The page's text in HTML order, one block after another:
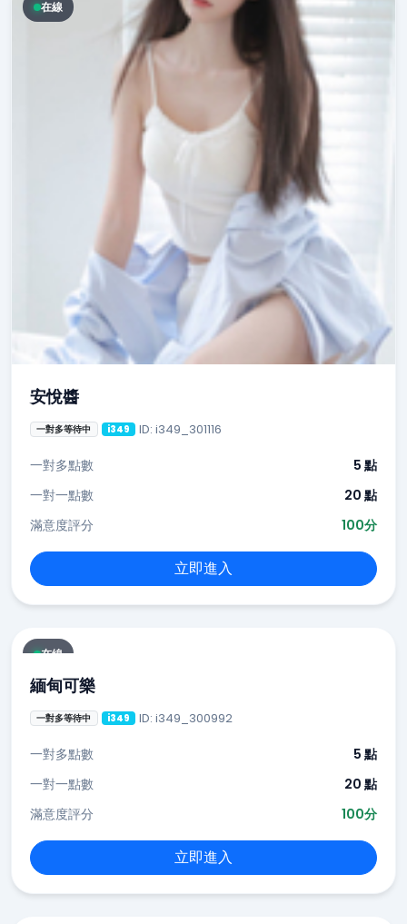
在線
安悅醬
一對多等待中 i349 ID: i349_301116
一對多點數
5 點
一對一點數
20 點
滿意度評分
100分
立即進入
在線
緬甸可樂
一對多等待中 i349 ID: i349_300992
一對多點數
5 點
一對一點數
20 點
滿意度評分
100分
立即進入